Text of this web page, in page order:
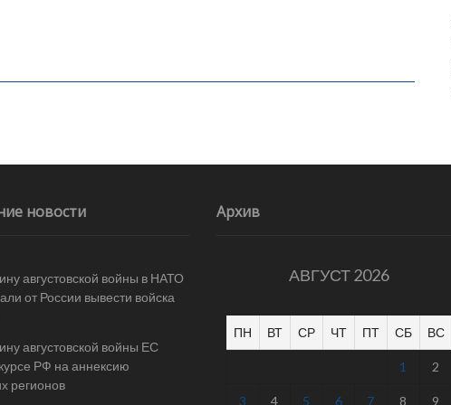
новости
августовской войны в НАТО
от России вывести войска
августовской войны ЕС
РФ на аннексию
регионов
Архив
АВГУСТ 2026
ПН ВТ СР ЧТ ПТ СБ ВС
1 2
3 4 5 6 7 8 9